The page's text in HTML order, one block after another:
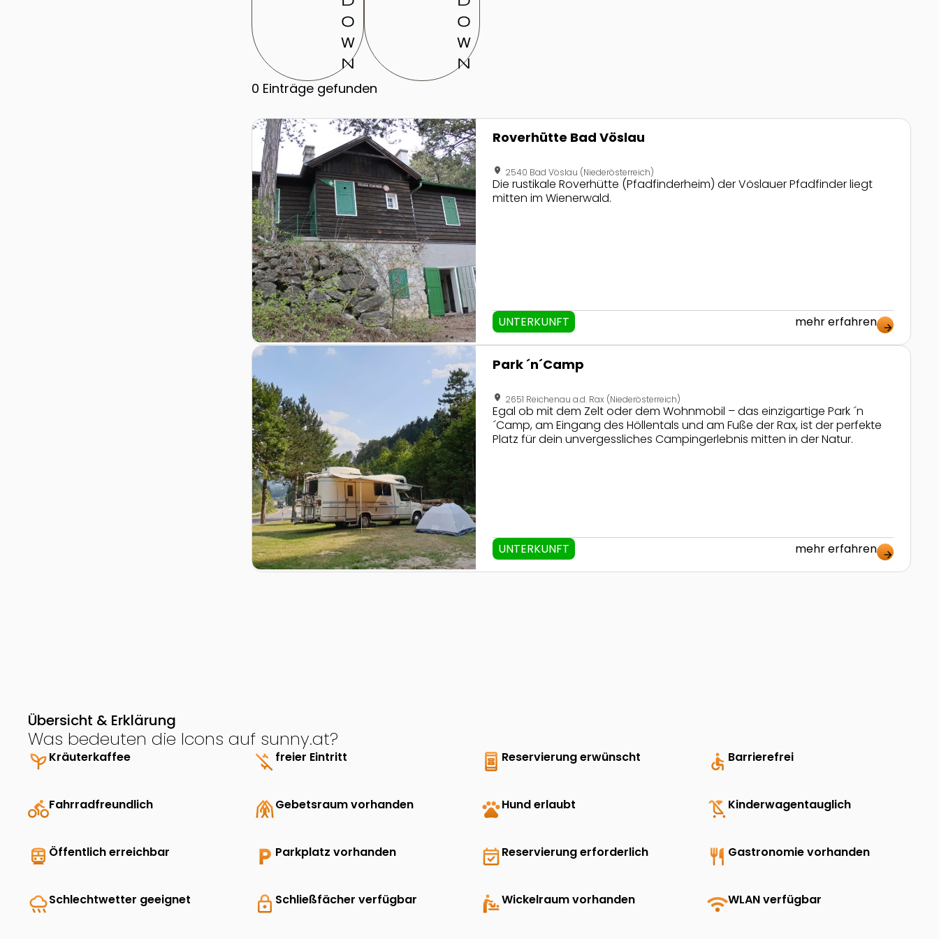
o
w
n
o
w
n
0 Einträge gefunden
Zur Detailseite von Roverhütte Bad Vöslau
Roverhütte Bad Vöslau
location_on 2540 Bad Vöslau (Niederösterreich)
Die rustikale Roverhütte (Pfadfinderheim) der Vöslauer Pfadfinder liegt
mitten im Wienerwald.
UNTERKUNFT mehr erfahren arrow_forward
Zur Detailseite von Park ´n´Camp
Park ´n´Camp
location_on 2651 Reichenau a.d. Rax (Niederösterreich)
Egal ob mit dem Zelt oder dem Wohnmobil – das einzigartige Park ´n
´Camp, am Eingang des Höllentals und am Fuße der Rax, ist der perfekte
Platz für dein unvergessliches Campingerlebnis mitten in der Natur.
UNTERKUNFT mehr erfahren arrow_forward
Übersicht & Erklärung
Was bedeuten die Icons auf sunny.at?
psychiatryKräuterkaffee money_off freier Eintritt book_online Reservierung erwünscht accessible Barrierefrei
directions_bikeFahrradfreundlich folded_handsGebetsraum vorhanden petsHund erlaubt child_friendly Kinderwagentauglich
directions_transit Öffentlich erreichbar local_parking Parkplatz vorhanden event_availableReservierung erforderlich restaurant Gastronomie vorhanden
rainySchlechtwetter geeignet lock Schließfächer verfügbar baby_changing_stationWickelraum vorhanden wifiWLAN verfügbar